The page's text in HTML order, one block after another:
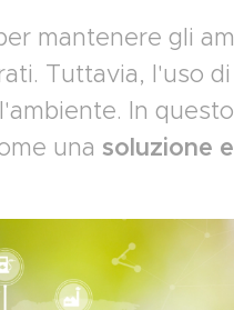
mantenere gli
Tuttavia, l'uso
In
una soluzione